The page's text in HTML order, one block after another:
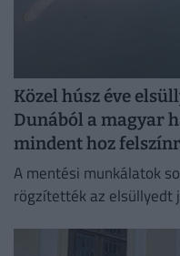
Közel húsz éve
Dunából a magyar
mindent hoz
A mentési munkálatok
rögzítették az elsüllyedt